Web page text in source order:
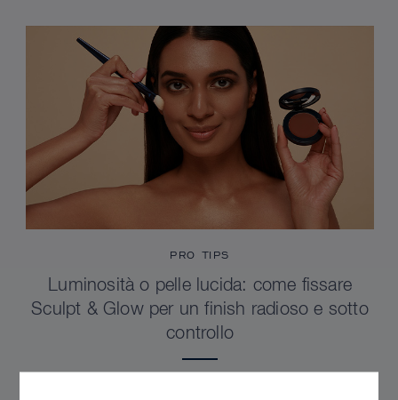
PRO TIPS
Luminosità o pelle lucida: come fissare
Sculpt & Glow per un finish radioso e sotto
controllo